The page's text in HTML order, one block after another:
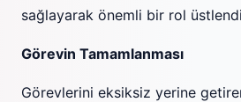
sağlayarak önemli bir rol
Görevin Tamamlanması
Görevlerini eksiksiz yerine